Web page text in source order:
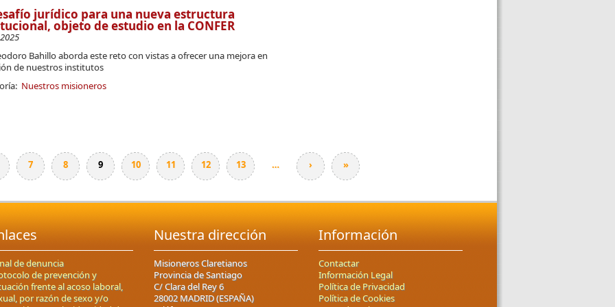
jurídico para una nueva estructura
objeto de estudio en la CONFER
Bahillo aborda este reto con vistas a ofrecer una mejora en
de nuestros institutos
Nuestros misioneros
7 8 9 10 11 12 13 … › »
de denuncia
de prevención y
frente al acoso laboral,
por razón de sexo y/o
Nuestra dirección
Misioneros Claretianos
Provincia de Santiago
C/ Clara del Rey 6
28002 MADRID (ESPAÑA)
Información
Contactar
Información Legal
Política de Privacidad
Política de Cookies